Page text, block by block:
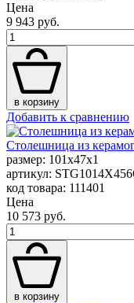
Цена
9 943 руб.
в корзину
Добавить к сравнению
Столешница из
размер: 101x47x1
артикул:
код товара: 111401
Цена
10 573 руб.
в корзину